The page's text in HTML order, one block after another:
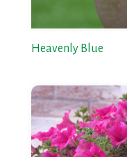
Heavenly Blue